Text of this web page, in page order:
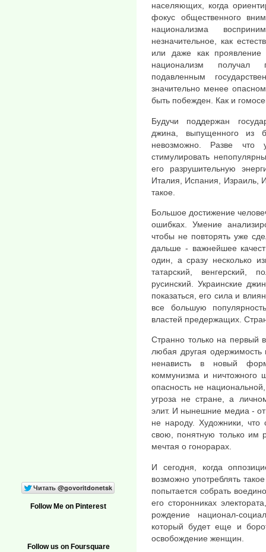
населяющих, когда
фокус общественного
национализма
незначительное, как
или даже как проявление
национализм получал
подавленным
значительно менее
быть побежден. Как и
Будучи поддержан
джина, выпущенного из
невозможно. Разве что
стимулировать
его разрушительную
Италия, Испания, Израиль,
такое.
Большое достижение
ошибках. Умение
чтобы не повторять уже
дальше - важнейшее
один, а сразу несколько
татарский, венгерский,
русинский. Украинские
показаться, его сила и
все большую
властей предержащих.
Странно только на первый
любая другая одержимость
ненависть в новый
коммунизма и ничтожного
опасность не
угроза не стране, а
элит. И нынешние медиа -
не народу. Художники, что
свою, понятную только им
мечтая о гонорарах.
И сегодня, когда
возможно употреблять
попытается собрать
его сторонниках
рождение национал-
который будет еще и
освобождение женщин.
Follow Me on Pinterest
Follow us on Foursquare